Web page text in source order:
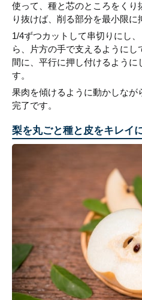
使って、種と芯のところをくり
り抜けば、削る部分を最小限に
1/4ずつカットして串切りにし
ら、片方の手で支えるように
間に、平行に押し付けるように
す。
果肉を傾けるように動かしな
完了です。
梨を丸ごと種と皮をキレイ